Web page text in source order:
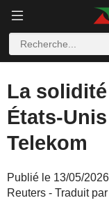
La
États-
Telekom
Publié le 13/05/
Reuters - Traduit